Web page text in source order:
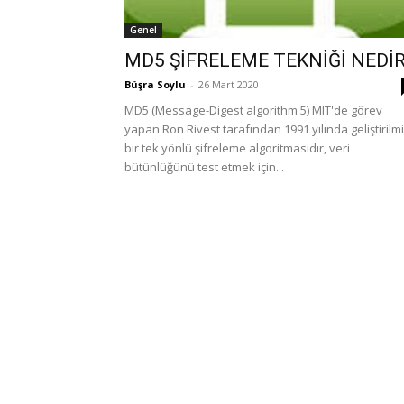
Genel
MD5 ŞİFRELEME TEKNİĞİ
Büşra Soylu - 26 Mart 2020
MD5 (Message-Digest algorithm 5) MIT'de görev
yapan Ron Rivest tarafından 1991 yılında
bir tek yönlü şifreleme algoritmasıdır, veri
bütünlüğünü test etmek için...